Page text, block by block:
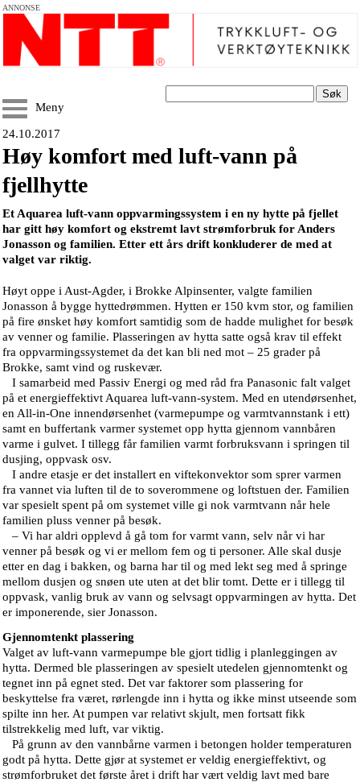
ANNONSE
Søk
Meny
24.10.2017
Høy komfort med luft-vann på
fjellhytte
Et Aquarea luft-vann oppvarmingssystem i en ny hytte på fjellet
har gitt høy komfort og ekstremt lavt strømforbruk for Anders
Jonasson og familien. Etter ett års drift konkluderer de med at
valget var riktig.
Høyt oppe i Aust-Agder, i Brokke Alpinsenter, valgte familien
Jonasson å bygge hyttedrømmen. Hytten er 150 kvm stor, og familien
på fire ønsket høy komfort samtidig som de hadde mulighet for besøk
av venner og familie. Plasseringen av hytta satte også krav til effekt
fra oppvarmingssystemet da det kan bli ned mot – 25 grader på
Brokke, samt vind og ruskevær.
I samarbeid med Passiv Energi og med råd fra Panasonic falt valget
på et energieffektivt Aquarea luft-vann-system. Med en utendørsenhet,
en All-in-One innendørsenhet (varmepumpe og varmtvannstank i ett)
samt en buffertank varmer systemet opp hytta gjennom vannbåren
varme i gulvet. I tillegg får familien varmt forbruksvann i springen til
dusjing, oppvask osv.
I andre etasje er det installert en viftekonvektor som sprer varmen
fra vannet via luften til de to soverommene og loftstuen der. Familien
var spesielt spent på om systemet ville gi nok varmtvann når hele
familien pluss venner på besøk.
– Vi har aldri opplevd å gå tom for varmt vann, selv når vi har
venner på besøk og vi er mellom fem og ti personer. Alle skal dusje
etter en dag i bakken, og barna har til og med lekt seg med å springe
mellom dusjen og snøen ute uten at det blir tomt. Dette er i tillegg til
oppvask, vanlig bruk av vann og selvsagt oppvarmingen av hytta. Det
er imponerende, sier Jonasson.
Gjennomtenkt plassering
Valget av luft-vann varmepumpe ble gjort tidlig i planleggingen av
hytta. Dermed ble plasseringen av spesielt utedelen gjennomtenkt og
tegnet inn på egnet sted. Det var faktorer som plassering for
beskyttelse fra været, rørlengde inn i hytta og ikke minst utseende som
spilte inn her. At pumpen var relativt skjult, men fortsatt fikk
tilstrekkelig med luft, var viktig.
På grunn av den vannbårne varmen i betongen holder temperaturen
godt på hytta. Dette gjør at systemet er veldig energieffektivt, og
strømforbruket det første året i drift har vært veldig lavt med bare